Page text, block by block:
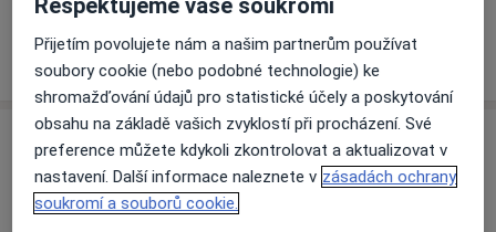
Jak fungují ceny?
Adresa
Fyzioterapie U Císařského pluku
28. pluku 575/21, Praha 10
Respektujeme vaše soukromí
Přijetím povolujete nám a našim partnerům používat
soubory cookie (nebo podobné technologie) ke
shromažďování údajů pro statistické účely a poskytování
obsahu na základě vašich zvyklostí při procházení. Své
preference můžete kdykoli zkontrolovat a aktualizovat v
nastavení. Další informace naleznete v zásadách ochrany
soukromí a souborů cookie.